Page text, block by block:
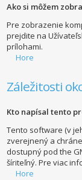
Ako si môžem
Pre zobrazenie
prejdite na
prílohami.
Hore
Záležitosti
Kto napísal tento
Tento software (v
zverejnený a
dostupný pod the
šíriteľný. Pre viac
Hore